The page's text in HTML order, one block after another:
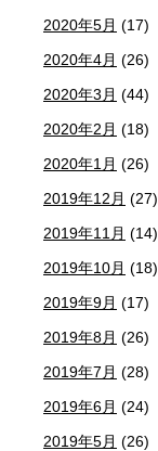
2020年5月 (17)
2020年4月 (26)
2020年3月 (44)
2020年2月 (18)
2020年1月 (26)
2019年12月 (27)
2019年11月 (14)
2019年10月 (18)
2019年9月 (17)
2019年8月 (26)
2019年7月 (28)
2019年6月 (24)
2019年5月 (26)